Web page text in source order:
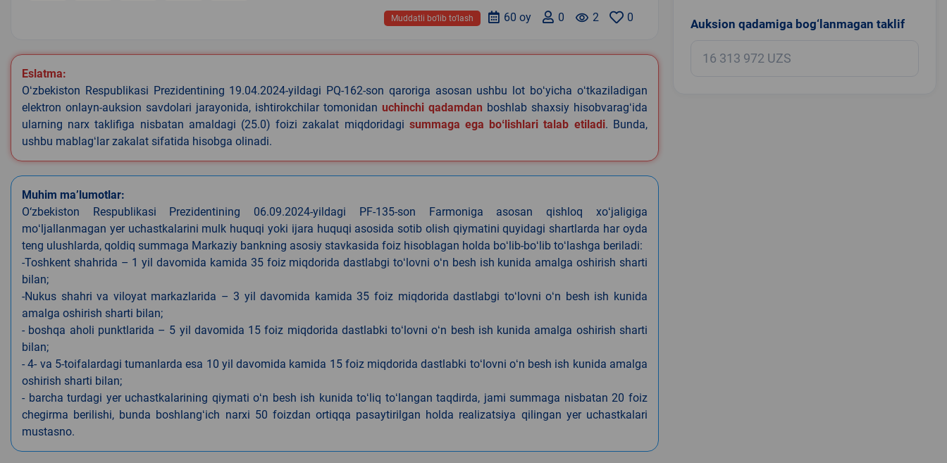
0
remove_red_eye 2
0
60 oy
Muddatli bo‘lib to‘lash
Eslatma:
Oʻzbekiston Respublikasi Prezidentining 19.04.2024-yildagi PQ-162-son qaroriga asosan ushbu lot boʻyicha oʻtkaziladigan
elektron onlayn-auksion savdolari jarayonida, ishtirokchilar tomonidan uchinchi qadamdan boshlab shaxsiy hisobvaragʻida
ularning narx taklifiga nisbatan amaldagi (25.0) foizi zakalat miqdoridagi summaga ega boʻlishlari talab etiladi. Bunda,
ushbu mablagʻlar zakalat sifatida hisobga olinadi.
Muhim ma’lumotlar:
O‘zbekiston Respublikasi Prezidentining 06.09.2024-yildagi PF-135-son Farmoniga asosan qishloq xoʻjaligiga
moʻljallanmagan yer uchastkalarini mulk huquqi yoki ijara huquqi asosida sotib olish qiymatini quyidagi shartlarda har oyda
teng ulushlarda, qoldiq summaga Markaziy bankning asosiy stavkasida foiz hisoblagan holda boʻlib-boʻlib toʻlashga beriladi:
-Toshkent shahrida – 1 yil davomida kamida 35 foiz miqdorida dastlabgi toʻlovni oʻn besh ish kunida amalga oshirish sharti
bilan;
-Nukus shahri va viloyat markazlarida – 3 yil davomida kamida 35 foiz miqdorida dastlabgi toʻlovni oʻn besh ish kunida
amalga oshirish sharti bilan;
- boshqa aholi punktlarida – 5 yil davomida 15 foiz miqdorida dastlabki toʻlovni oʻn besh ish kunida amalga oshirish sharti
bilan;
- 4- va 5-toifalardagi tumanlarda esa 10 yil davomida kamida 15 foiz miqdorida dastlabki toʻlovni oʻn besh ish kunida amalga
oshirish sharti bilan;
- barcha turdagi yer uchastkalarining qiymati oʻn besh ish kunida toʻliq toʻlangan taqdirda, jami summaga nisbatan 20 foiz
chegirma berilishi, bunda boshlangʻich narxi 50 foizdan ortiqqa pasaytirilgan holda realizatsiya qilingan yer uchastkalari
mustasno.
Auksion qadamiga bog‘lanmagan taklif